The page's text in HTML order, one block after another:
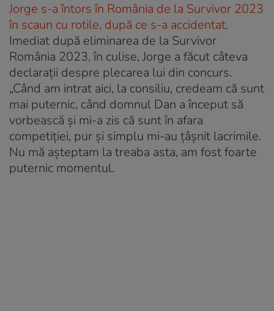
Jorge s-a întors în România de la Survivor 2023
în scaun cu rotile, după ce s-a accidentat.
Imediat după eliminarea de la Survivor
România 2023, în culise, Jorge a făcut câteva
declarații despre plecarea lui din concurs.
„Când am intrat aici, la consiliu, credeam că sunt
mai puternic, când domnul Dan a început să
vorbească și mi-a zis că sunt în afara
competiției, pur și simplu mi-au țâșnit lacrimile.
Nu mă așteptam la treaba asta, am fost foarte
puternic momentul.